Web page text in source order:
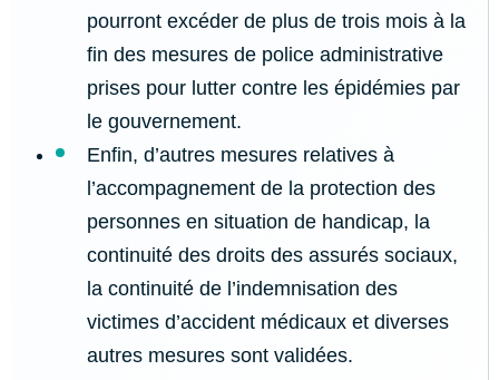
pourront excéder de plus de trois mois à la
fin des mesures de police administrative
prises pour lutter contre les épidémies par
le gouvernement.
Enfin, d’autres mesures relatives à
l’accompagnement de la protection des
personnes en situation de handicap, la
continuité des droits des assurés sociaux,
la continuité de l’indemnisation des
victimes d’accident médicaux et diverses
autres mesures sont validées.